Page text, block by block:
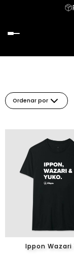
Ordenar por
Ippon Wazari